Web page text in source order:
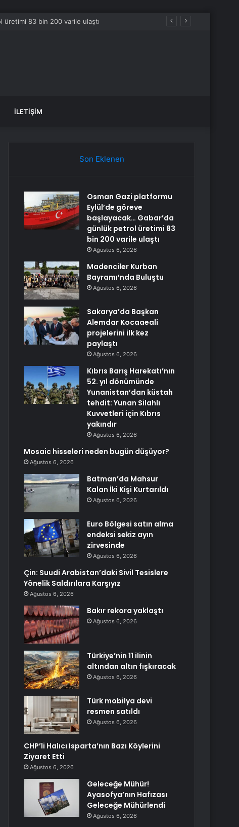
İLETIŞIM
Son Eklenen
Osman Gazi platformu
Eylül’de göreve
başlayacak… Gabar’da
günlük petrol üretimi 83
bin 200 varile ulaştı
Ağustos 6, 2026
Madenciler Kurban
Bayramı’nda Buluştu
Ağustos 6, 2026
Sakarya’da Başkan
Alemdar Kocaaeali
projelerini ilk kez
paylaştı
Ağustos 6, 2026
Kıbrıs Barış Harekatı’nın
52. yıl dönümünde
Yunanistan’dan küstah
tehdit: Yunan Silahlı
Kuvvetleri için Kıbrıs
yakındır
Ağustos 6, 2026
Mosaic hisseleri neden bugün düşüyor?
Ağustos 6, 2026
Batman’da Mahsur
Kalan İki Kişi Kurtarıldı
Ağustos 6, 2026
Euro Bölgesi satın alma
endeksi sekiz ayın
zirvesinde
Ağustos 6, 2026
Çin: Suudi Arabistan’daki Sivil Tesislere
Yönelik Saldırılara Karşıyız
Ağustos 6, 2026
Bakır rekora yaklaştı
Ağustos 6, 2026
Türkiye’nin 11 ilinin
altından altın fışkıracak
Ağustos 6, 2026
Türk mobilya devi
resmen satıldı
Ağustos 6, 2026
CHP’li Halıcı Isparta’nın Bazı Köylerini
Ziyaret Etti
Ağustos 6, 2026
Geleceğe Mühür!
Ayasofya’nın Hafızası
Geleceğe Mühürlendi
Ağustos 6, 2026